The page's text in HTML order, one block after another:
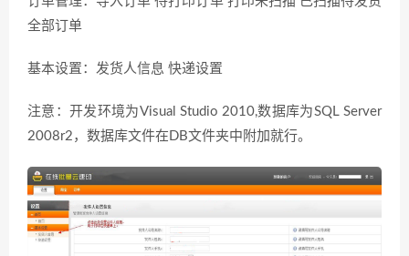
全部订单
基本设置：发货人信息 快递设置
注意：开发环境为Visual Studio 2010,数据库为SQL Server
2008r2，数据库文件在DB文件夹中附加就行。